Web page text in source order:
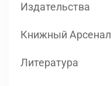
Издательства
Книжный Арсенал
Литература